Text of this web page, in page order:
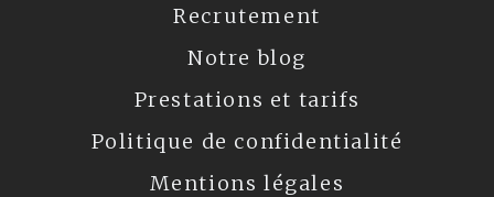
Recrutement
Notre blog
Prestations et tarifs
Politique de confidentialité
Mentions légales